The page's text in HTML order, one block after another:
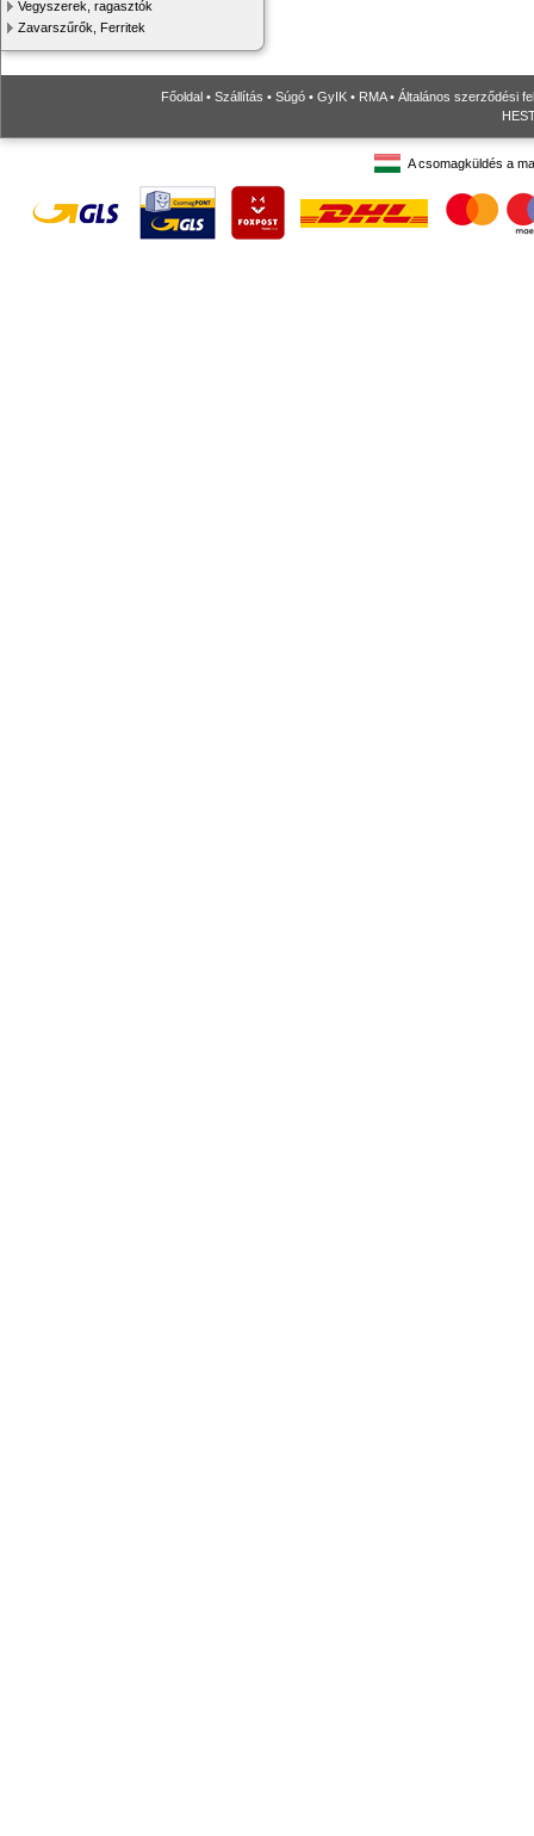
Vegyszerek, ragasztók
Zavarszűrők, Ferritek
Főoldal • Szállítás • Súgó • GyIK • RMA• Általános szerződési
A csomagküldés a